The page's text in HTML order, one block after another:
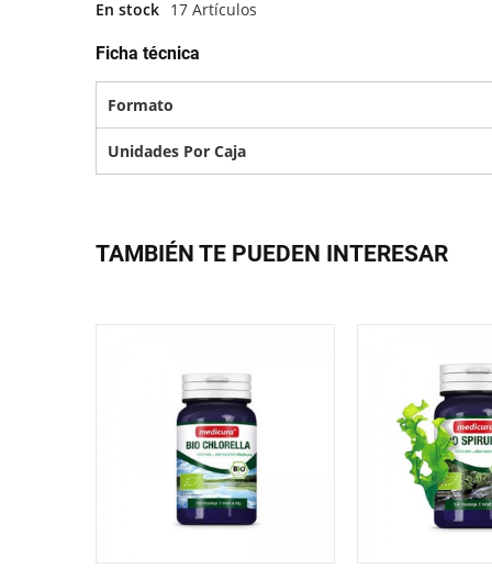
En stock 17 Artículos
Ficha técnica
Formato
Unidades Por Caja
TAMBIÉN TE PUEDEN INTERESAR